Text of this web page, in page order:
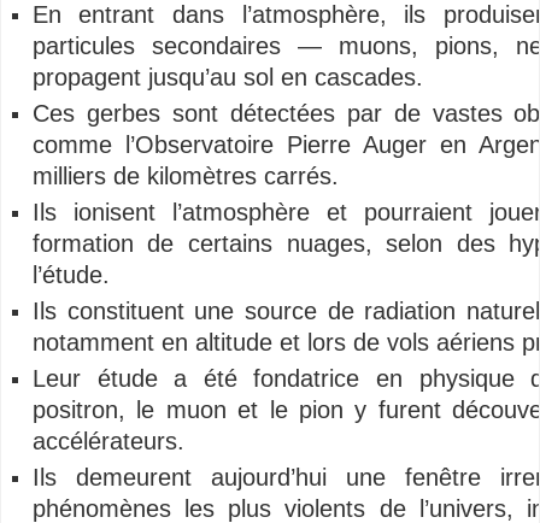
En entrant dans l’atmosphère, ils
particules secondaires — muons, pions,
propagent jusqu’au sol en cascades.
Ces gerbes sont détectées par de vastes
comme l’Observatoire Pierre Auger en
milliers de kilomètres carrés.
Ils ionisent l’atmosphère et pourraient
formation de certains nuages, selon des
l’étude.
Ils constituent une source de radiation
notamment en altitude et lors de vols aériens
Leur étude a été fondatrice en physique
positron, le muon et le pion y furent
accélérateurs.
Ils demeurent aujourd’hui une fenêtre
phénomènes les plus violents de l’univers,